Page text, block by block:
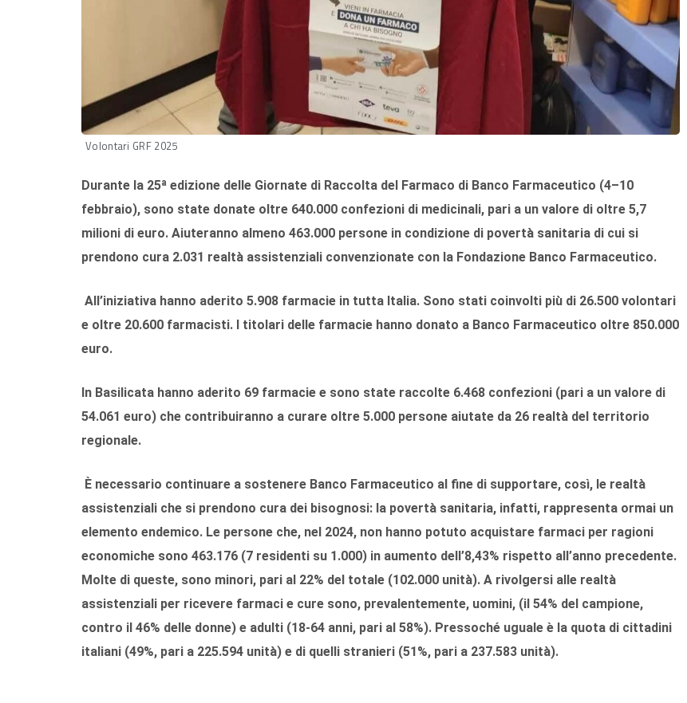
Volontari GRF 2025
Durante la 25ª edizione delle Giornate di Raccolta del Farmaco di Banco Farmaceutico (4–10
febbraio), sono state donate oltre 640.000 confezioni di medicinali, pari a un valore di oltre 5,7
milioni di euro. Aiuteranno almeno 463.000 persone in condizione di povertà sanitaria di cui si
prendono cura 2.031 realtà assistenziali convenzionate con la Fondazione Banco Farmaceutico.
All’iniziativa hanno aderito 5.908 farmacie in tutta Italia. Sono stati coinvolti più di 26.500 volontari
e oltre 20.600 farmacisti. I titolari delle farmacie hanno donato a Banco Farmaceutico oltre 850.000
euro.
In Basilicata hanno aderito 69 farmacie e sono state raccolte 6.468 confezioni (pari a un valore di
54.061 euro) che contribuiranno a curare oltre 5.000 persone aiutate da 26 realtà del territorio
regionale.
È necessario continuare a sostenere Banco Farmaceutico al fine di supportare, così, le realtà
assistenziali che si prendono cura dei bisognosi: la povertà sanitaria, infatti, rappresenta ormai un
elemento endemico. Le persone che, nel 2024, non hanno potuto acquistare farmaci per ragioni
economiche sono 463.176 (7 residenti su 1.000) in aumento dell’8,43% rispetto all’anno precedente.
Molte di queste, sono minori, pari al 22% del totale (102.000 unità). A rivolgersi alle realtà
assistenziali per ricevere farmaci e cure sono, prevalentemente, uomini, (il 54% del campione,
contro il 46% delle donne) e adulti (18-64 anni, pari al 58%). Pressoché uguale è la quota di cittadini
italiani (49%, pari a 225.594 unità) e di quelli stranieri (51%, pari a 237.583 unità).